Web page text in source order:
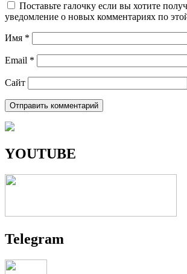
Поставьте галочку если вы хотите
уведомление о новых комментариях по
Имя *
Email *
Сайт
YOUTUBE
Telegram